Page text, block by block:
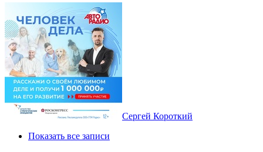
Сергей Короткий
Показать все записи